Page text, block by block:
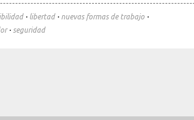
· libertad· nuevas formas de trabajo ·
· seguridad